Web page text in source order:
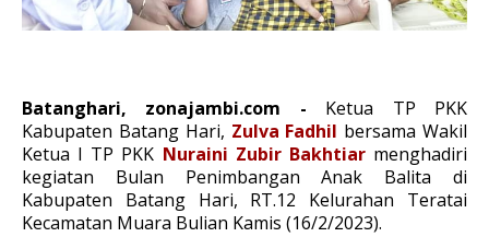
Batanghari, zonajambi.com - Ketua TP PKK
Kabupaten Batang Hari, Zulva Fadhil bersama Wakil
Ketua I TP PKK Nuraini Zubir Bakhtiar menghadiri
kegiatan Bulan Penimbangan Anak Balita di
Kabupaten Batang Hari, RT.12 Kelurahan Teratai
Kecamatan Muara Bulian Kamis (16/2/2023).